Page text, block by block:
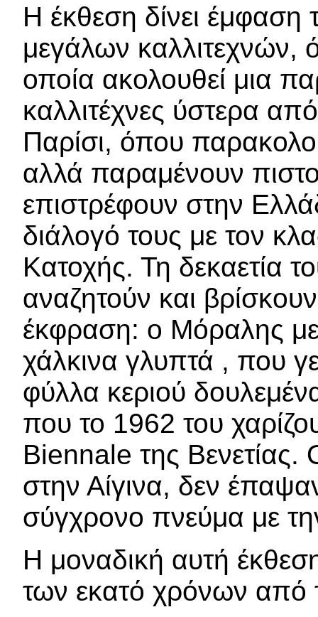
Η έκθεση δίνει
μεγάλων καλλιτεχνών,
οποία ακολουθεί μια
καλλιτέχνες ύστερα
Παρίσι, όπου
αλλά παραμένουν
επιστρέφουν στην
διάλογό τους με τον
Κατοχής. Τη δεκαετία
αναζητούν και
έκφραση: ο Μόραλης
χάλκινα γλυπτά , που
φύλλα κεριού
που το 1962 του
Biennale της Βενετίας.
στην Αίγινα, δεν
σύγχρονο πνεύμα με
Η μοναδική αυτή
των εκατό χρόνων από